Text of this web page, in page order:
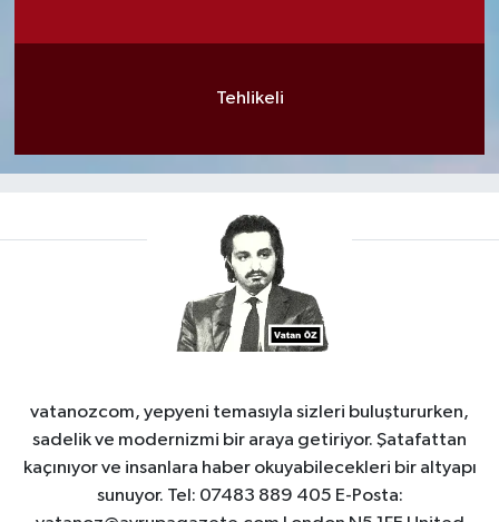
Tehlikeli
vatanozcom, yepyeni temasıyla sizleri buluştururken,
sadelik ve modernizmi bir araya getiriyor. Şatafattan
kaçınıyor ve insanlara haber okuyabilecekleri bir altyapı
sunuyor. Tel: 07483 889 405 E-Posta: